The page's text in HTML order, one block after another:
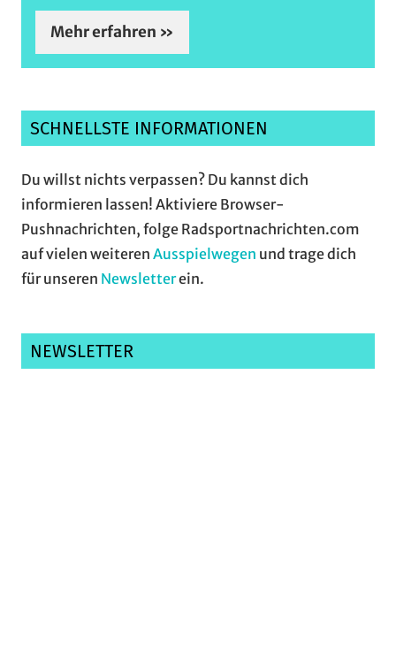
Mehr erfahren »
SCHNELLSTE INFORMATIONEN
Du willst nichts verpassen? Du kannst dich
informieren lassen! Aktiviere Browser-
Pushnachrichten, folge Radsportnachrichten.com
auf vielen weiteren Ausspielwegen und trage dich
für unseren Newsletterein.
NEWSLETTER